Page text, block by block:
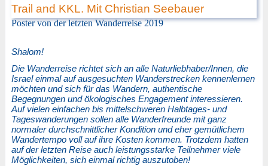
Poster von der letzten Wanderreise 2019
Shalom!
Die Wanderreise richtet sich an alle Naturliebhaber/Innen, die
Israel einmal auf ausgesuchten Wanderstrecken kennenlernen
möchten und sich für das Wandern, authentische
Begegnungen und ökologisches Engagement interessieren.
Auf vielen einfachen bis mittelschweren Halbtages- und
Tageswanderungen sollen alle Wanderfreunde mit ganz
normaler durchschnittlicher Kondition und eher gemütlichem
Wandertempo voll auf ihre Kosten kommen. Trotzdem hatten
auf der letzten Reise auch leistungsstarke Teilnehmer viele
Möglichkeiten, sich einmal richtig auszutoben!